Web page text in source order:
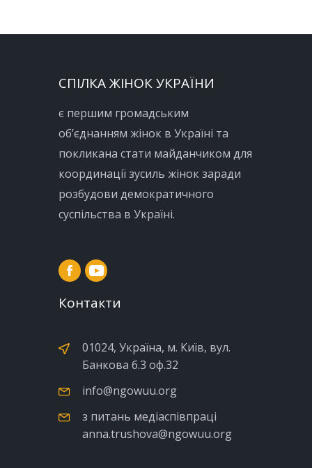
СПІЛКА ЖІНОК УКРАЇНИ
є першим громадським
об’єднанням жінок в Україні та
покликана стати майданчиком для
координації зусиль жінок заради
розбудови демократичного
суспільства в Україні.
Контакти
01024, Україна, м. Київ, вул.
Банкова б.3 оф.32
info@ngowuu.org
з питань медіаспівпраці
anna.trushova@ngowuu.org